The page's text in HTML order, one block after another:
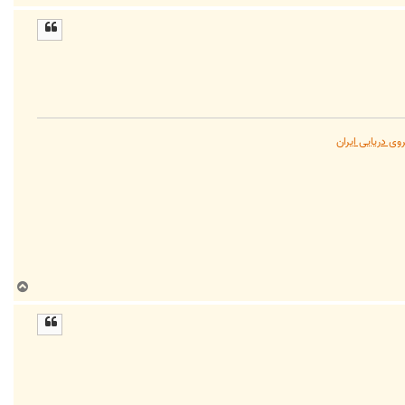
ا
دریایی ایران
ا